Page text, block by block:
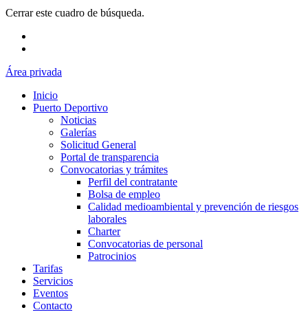
Cerrar este cuadro de búsqueda.
Área privada
Inicio
Puerto Deportivo
Noticias
Galerías
Solicitud General
Portal de transparencia
Convocatorias y trámites
Perfil del contratante
Bolsa de empleo
Calidad medioambiental y prevención de riesgos
laborales
Charter
Convocatorias de personal
Patrocinios
Tarifas
Servicios
Eventos
Contacto